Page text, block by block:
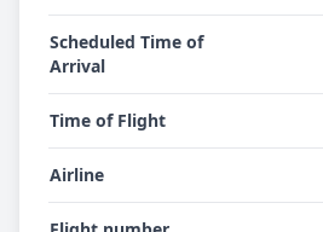
Scheduled Time of
Arrival
Time of Flight
Airline